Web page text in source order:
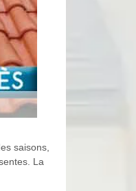
saisons,
La